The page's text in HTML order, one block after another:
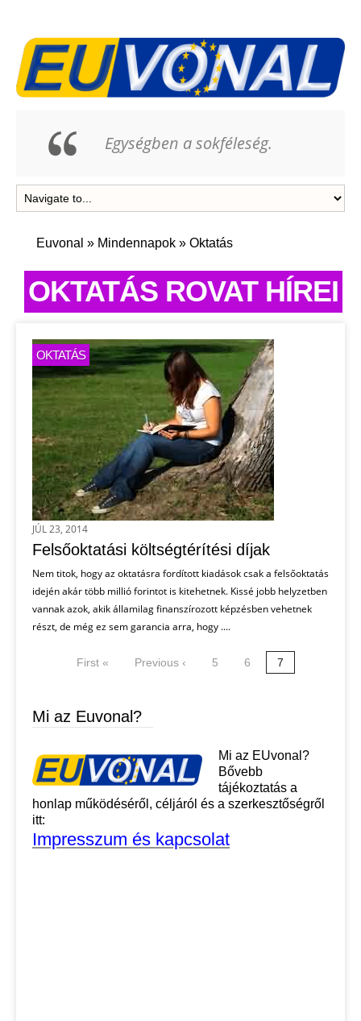
Egységben a sokféleség.
Euvonal » Mindennapok » Oktatás
OKTATÁS ROVAT HÍREI
OKTATÁS
JÚL 23, 2014
Felsőoktatási költségtérítési díjak
Nem titok, hogy az oktatásra fordított kiadások csak a felsőoktatás
idején akár több millió forintot is kitehetnek. Kissé jobb helyzetben
vannak azok, akik államilag finanszírozott képzésben vehetnek
részt, de még ez sem garancia arra, hogy ....
First « Previous ‹ 5 6 7
Mi az Euvonal?
Mi az EUvonal?
Bővebb
tájékoztatás a
honlap működéséről, céljáról és a szerkesztőségről
itt:
Impresszum és kapcsolat